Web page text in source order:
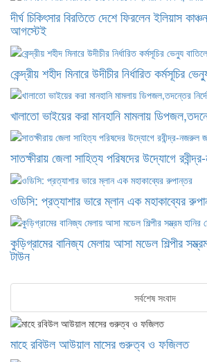
দীর্ঘ চিকিৎসার বিরতিতে দেশে ফিরলেন ইলিয়াস
আগস্টেই
কেন্দ্রীয় শহীদ মিনারে উদীচীর নির্ধারিত কর্মসূচির
খালাতো ভাইয়ের করা মানহানি মামলায়
সাতক্ষীরায় জেলা সাহিত্য পরিষদের উদ্যোগে
ওডিসি: প্রত্যাশার ভারে ম্লান এক মহাকাব্যের
কুড়িগ্রামের বানিজ্য মেলায় আসা মডেল শিল্পীর
টাউন
সর্বশেষ সংবাদ
মাহে রবিউল আউয়াল মাসের গুরুত্ব ও ফজিলত